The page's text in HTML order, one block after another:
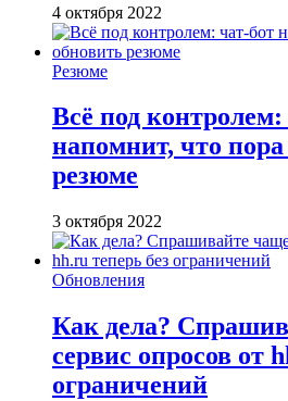
4 октября 2022
Резюме
Всё под контролем:
напомнит, что
резюме
3 октября 2022
Обновления
Как дела?
сервис опросов от
ограничений